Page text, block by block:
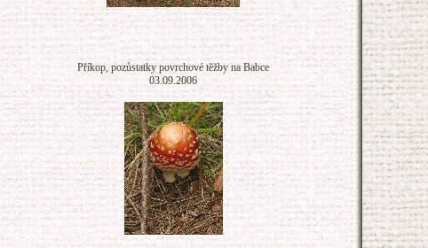
Příkop, pozůstatky povrchové těžby na Babce
03.09.2006